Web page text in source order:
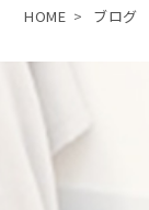
HOME > ブログ